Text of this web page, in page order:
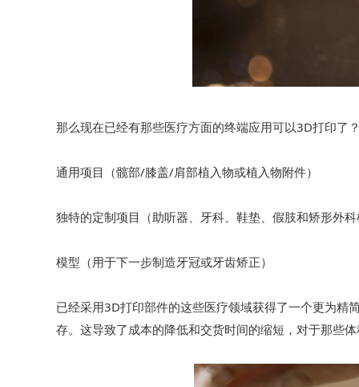
那么现在已经有那些医疗方面的终端应用可以3D打印了
通用项目（髋部/膝盖/肩部植入物或植入物附件）
独特的定制项目（助听器、牙科、鞋垫、假肢和矫形外
模型（用于下一步制造牙冠或牙齿矫正）
已经采用3D打印部件的这些医疗领域获得了一个更为精
存。这导致了成本的降低和交货时间的缩短，对于那些